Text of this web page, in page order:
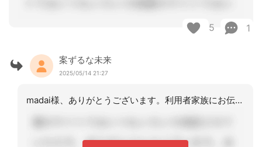
5 1
案ずるな未来
2025/05/14 21:27
madai様、ありがとうございます。利用者家族にお伝えしたら、皆様ご理解頂けまし